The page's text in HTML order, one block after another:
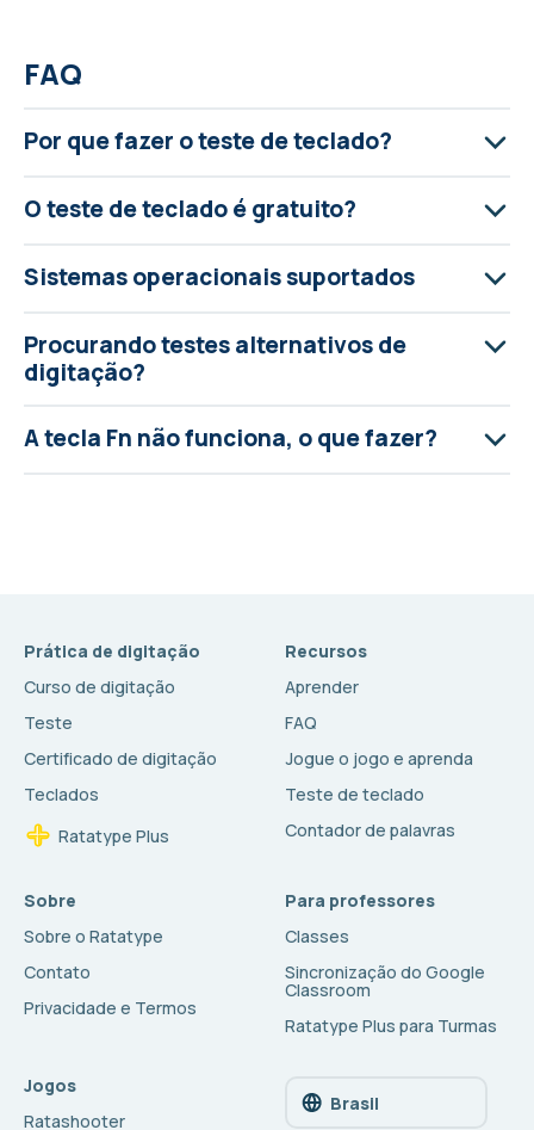
FAQ
Por que fazer o teste de teclado?
O teste de teclado é gratuito?
Sistemas operacionais suportados
Procurando testes alternativos de
digitação?
A tecla Fn não funciona, o que fazer?
Prática de digitação
Curso de digitação
Teste
Certificado de digitação
Teclados
Ratatype Plus
Recursos
Aprender
FAQ
Jogue o jogo e aprenda
Teste de teclado
Contador de palavras
Sobre
Sobre o Ratatype
Contato
Privacidade e Termos
Para professores
Classes
Sincronização do Google
Classroom
Ratatype Plus para Turmas
Jogos
Ratashooter
Brasil